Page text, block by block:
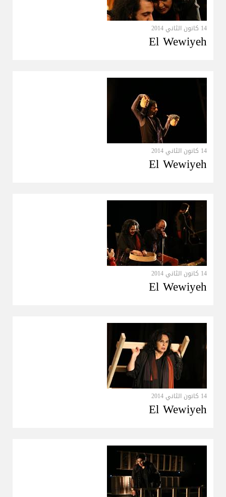
14 كانون الثاني 2014
El Wewiyeh
14 كانون الثاني 2014
El Wewiyeh
14 كانون الثاني 2014
El Wewiyeh
14 كانون الثاني 2014
El Wewiyeh